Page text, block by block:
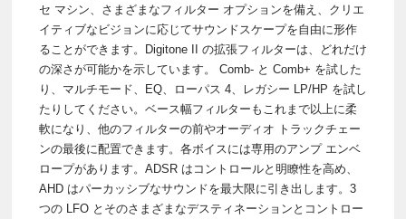
セ マシン、さまざまなフィルター オプションを備え、クリエ
イティブなビジョンに応じてサウンドスケープを自由に形作
ることができます。Digitone II の拡張フィルターは、どれだけ
の深さが可能かを示しています。 Comb- と Comb+ を試した
り、マルチモード、EQ、ローパス 4、レガシー LP/HP を試し
たりしてください。ベース幅フィルターもこれまで以上に柔
軟になり、他のフィルターの前やオーディオ トラックチェー
ンの最後に配置できます。各ボイスには専用のアンプ エンベ
ロープがあります。ADSR はコントロールと明瞭性を高め、
AHD はパーカッシブなサウンドを最大限に引き出します。3
つの LFO とそのさまざまなデスティネーションとコントロー